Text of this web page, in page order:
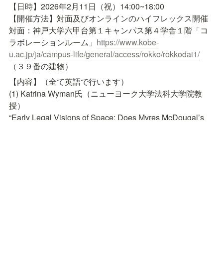
【日時】2026年2月11日（祝）14:00~18:00
【開催方法】対面及びオンラインのハイフレックス開催
対面：神戸大学六甲台第１キャンパス第４学舎１階「コ
ラボレーションルーム」 https://www.kobe-
u.ac.jp/ja/campus-life/general/access/rokko/rokkodai1/
（３９番の建物）
【内容】（全て英語で行います）
(1) Katrina Wyman氏（ニューヨーク大学法科大学院教
授）
“Early Legal Visions of Space: Does Myres McDougal’s